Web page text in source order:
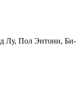
Лу, Пол Энтони,